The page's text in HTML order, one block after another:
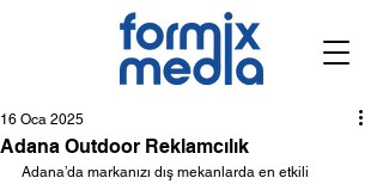
Adana Outdoor Reklamcılık
16 Oca 2025
Adana’da markanızı dış mekanlarda en etkili